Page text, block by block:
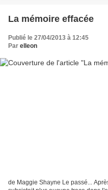
La mémoire effacée
Publié le 27/04/2013 à 12:45
Par elleon
de Maggie Shayne Le passé...